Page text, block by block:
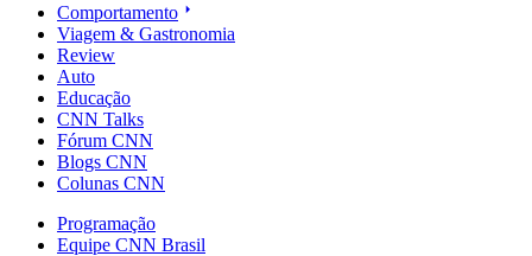
Comportamento
Viagem & Gastronomia
Review
Auto
Educação
CNN Talks
Fórum CNN
Blogs CNN
Colunas CNN
Programação
Equipe CNN Brasil